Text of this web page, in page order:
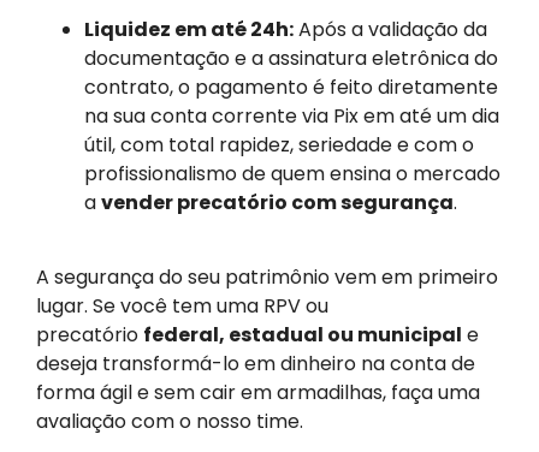
Liquidez em até 24h:Após a validação da
documentação e a assinatura eletrônica do
contrato, o pagamento é feito diretamente
na sua conta corrente via Pix em até um dia
útil, com total rapidez, seriedade e com o
profissionalismo de quem ensina o mercado
avender precatório com segurança.
A segurança do seu patrimônio vem em primeiro
lugar. Se você tem uma RPV ou
precatório federal, estadual ou municipal e
deseja transformá-lo em dinheiro na conta de
forma ágil e sem cair em armadilhas, faça uma
avaliação com o nosso time.